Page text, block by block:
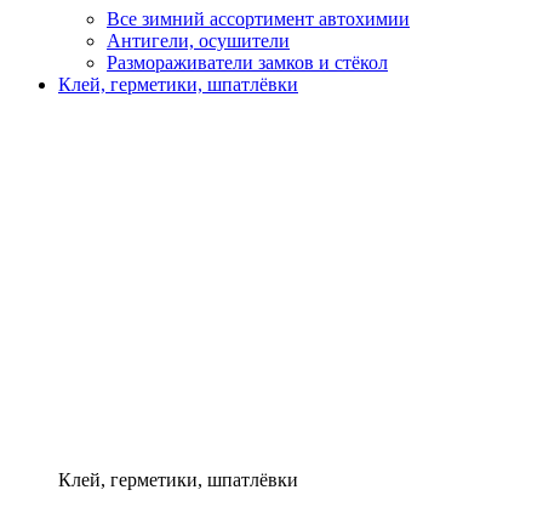
Все зимний ассортимент автохимии
Антигели, осушители
Размораживатели замков и стёкол
Клей, герметики, шпатлёвки
Клей, герметики, шпатлёвки